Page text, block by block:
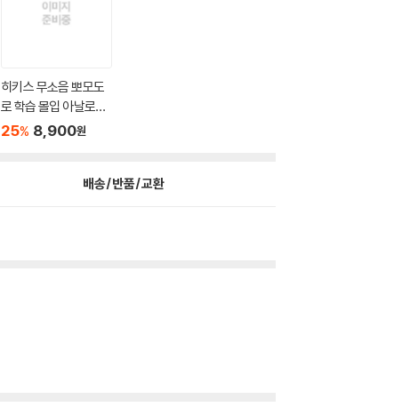
히키스 무소음 뽀모도
로 학습 몰입 아날로그
수...
25% 8,900원
배송/반품/교환